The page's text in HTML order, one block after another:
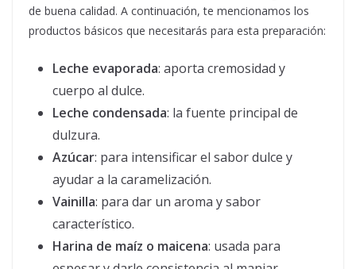
de buena calidad. A continuación, te mencionamos los
productos básicos que necesitarás para esta preparación:
Leche evaporada: aporta cremosidad y
cuerpo al dulce.
Leche condensada: la fuente principal de
dulzura.
Azúcar: para intensificar el sabor dulce y
ayudar a la caramelización.
Vainilla: para dar un aroma y sabor
característico.
Harina de maíz o maicena: usada para